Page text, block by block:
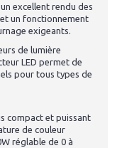
excellent rendu des
et un fonctionnement
exigeants.
de lumière
LED permet de
pour tous types de
compact et puissant
de couleur
réglable de 0 à